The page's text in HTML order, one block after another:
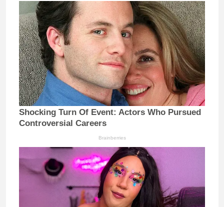
Shocking Turn Of Event: Actors Who Pursued
Controversial Careers
Brainberries